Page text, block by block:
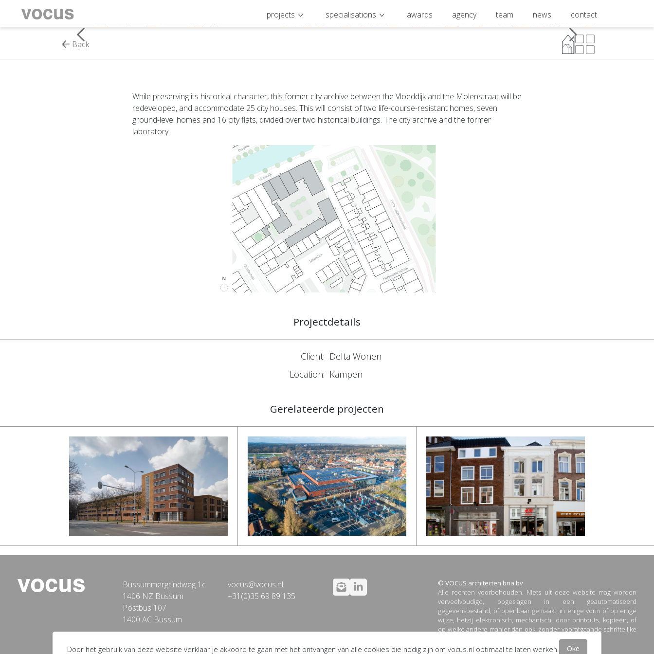
Door het gebruik van deze website verklaar je akkoord te gaan met het ontvangen van alle cookies die nodig zijn om vocus.nl optimaal te laten werken. Oke
projects specialisations awards agency team news contact
Back
While preserving its historical character, this former city archive between the Vloeddijk and the Molenstraat will be
redeveloped, and accommodate 25 city houses. This will consist of two life-course-resistant homes, seven
ground-level homes and 16 city flats, divided over two historical buildings. The city archive and the former
laboratory.
Projectdetails
Client: Delta Wonen
Location: Kampen
Gerelateerde projecten
Bussummergrindweg 1c
1406 NZ Bussum
Postbus 107
1400 AC Bussum
vocus@vocus.nl
+31(0)35 69 89 135
© VOCUS architecten bna bv
Alle rechten voorbehouden. Niets uit deze website mag worden
verveelvoudigd, opgeslagen in een geautomatiseerd
gegevensbestand, of openbaar gemaakt, in enige vorm of op enige
wijze, hetzij elektronisch, mechanisch, door printouts, kopieën, of
op welke andere manier dan ook, zonder voorafgaande schriftelijke
toestemming van VOCUS architecten bna bv.